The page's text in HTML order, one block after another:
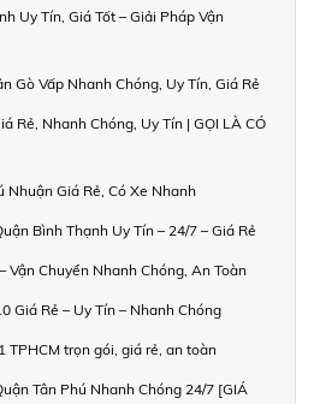
Uy Tín, Giá Tốt – Giải Pháp Vận
Gò Vấp Nhanh Chóng, Uy Tín, Giá Rẻ
Rẻ, Nhanh Chóng, Uy Tín | GỌI LÀ CÓ
Nhuận Giá Rẻ, Có Xe Nhanh
Bình Thạnh Uy Tín – 24/7 – Giá Rẻ
Vận Chuyển Nhanh Chóng, An Toàn
Giá Rẻ – Uy Tín – Nhanh Chóng
TPHCM trọn gói, giá rẻ, an toàn
Tân Phú Nhanh Chóng 24/7 [GIÁ